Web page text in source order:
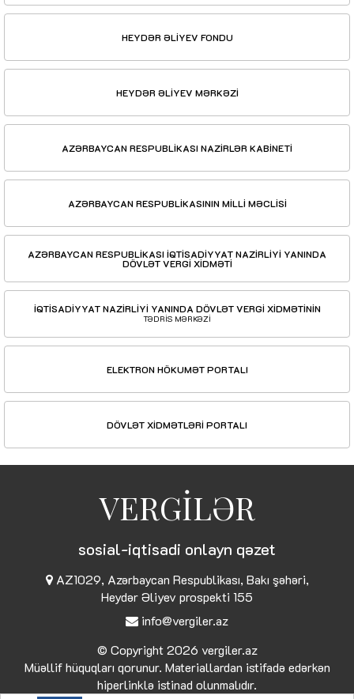
HEYDƏR ƏLİYEV FONDU
HEYDƏR ƏLİYEV MƏRKƏZİ
AZƏRBAYCAN RESPUBLİKASI NAZİRLƏR KABİNETİ
AZƏRBAYCAN RESPUBLİKASININ MİLLİ MƏCLİSİ
AZƏRBAYCAN RESPUBLİKASI İQTİSADİYYAT NAZİRLİYİ YANINDA
DÖVLƏT VERGİ XİDMƏTİ
İQTİSADİYYAT NAZİRLİYİ YANINDA DÖVLƏT VERGİ XİDMƏTİNİN
TƏDRİS MƏRKƏZİ
ELEKTRON HÖKUMƏT PORTALI
DÖVLƏT XİDMƏTLƏRİ PORTALI
VERGİLƏR
sosial-iqtisadi onlayn qəzet
AZ1029, Azərbaycan Respublikası, Bakı şəhəri,
Heydər Əliyev prospekti 155
info@vergiler.az
© Copyright 2026 vergiler.az
Müəllif hüquqları qorunur. Materiallardan istifadə edərkən
hiperlinklə istinad olunmalıdır.